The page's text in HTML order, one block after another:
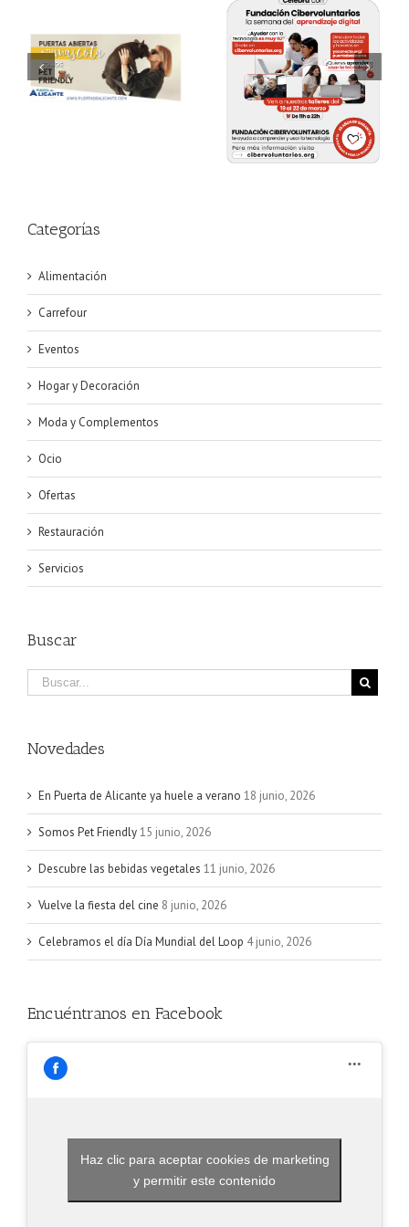
Semana del Aprendizaje
Digital
Pasarela de Carnaval
Categorías
Alimentación
Carrefour
Eventos
Hogar y Decoración
Moda y Complementos
Ocio
Ofertas
Restauración
Servicios
Buscar
Novedades
En Puerta de Alicante ya huele a verano 18 junio, 2026
Somos Pet Friendly15 junio, 2026
Descubre las bebidas vegetales 11 junio, 2026
Vuelve la fiesta del cine 8 junio, 2026
Celebramos el día Día Mundial del Loop 4 junio, 2026
Encuéntranos en Facebook
Haz clic para aceptar cookies de marketing
y permitir este contenido